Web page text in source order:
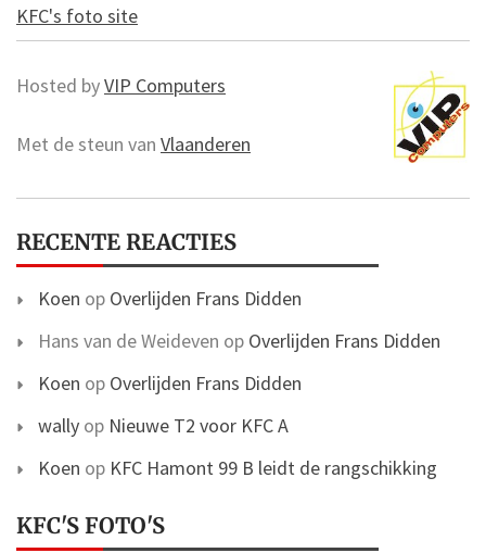
KFC's foto site
Hosted byVIP Computers
Met de steun van Vlaanderen
RECENTE REACTIES
Koen op Overlijden Frans Didden
Hans van de Weideven op Overlijden Frans Didden
Koen op Overlijden Frans Didden
wally op Nieuwe T2 voor KFC A
Koen op KFC Hamont 99 B leidt de rangschikking
KFC'S FOTO'S